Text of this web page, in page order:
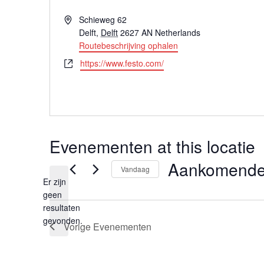
AdresSchieweg 62
Delft, Delft 2627 AN Netherlands
Routebeschrijving ophalen
Websitehttps://www.festo.com/
Evenementen at this locatie
Bericht
Er zijn
geen
resultaten
gevonden.
Vandaag
een
Vorige Evenementen